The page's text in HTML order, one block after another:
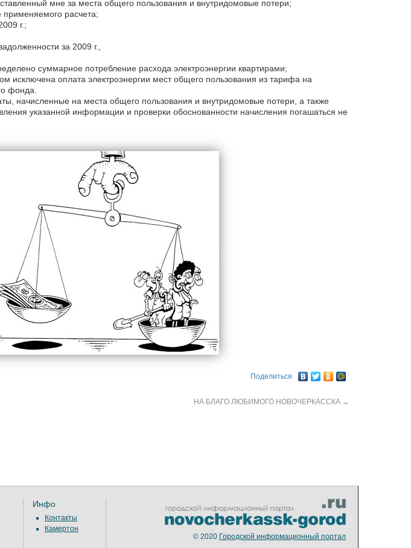
мне за места общего пользования и внутридомовые потери;
расчета;
г.;
за 2009 г.,
суммарное потребление расхода электроэнергии квартирами;
исключена оплата электроэнергии мест общего пользования из тарифа на
фонда.
начисленные на места общего пользования и внутридомовые потери, а также
указанной информации и проверки обоснованности начисления погашаться не
Поделиться
НА БЛАГО ЛЮБИМОГО НОВОЧЕРКАССКА →
Инфо
Контакты
Камертон
© 2020 Городской информационный портал